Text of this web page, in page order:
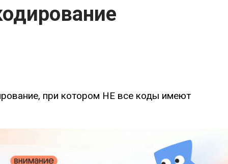
при котором НЕ все коды имеют